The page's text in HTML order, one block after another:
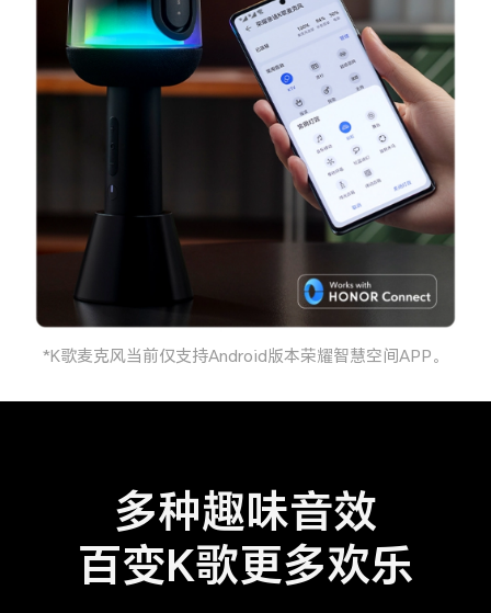
*K歌麦克风当前仅支持Android版本荣耀智慧空间APP。
多种趣味音效
百变K歌更多欢乐